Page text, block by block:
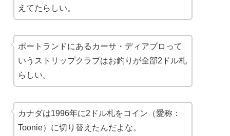
えてたらしい。
ポートランドにあるカーサ・ディアブロって
いうストリップクラブはお釣りが全部2ドル札
らしい。
カナダは1996年に2ドル札をコイン（愛称：
Toonie）に切り替えたんだよな。